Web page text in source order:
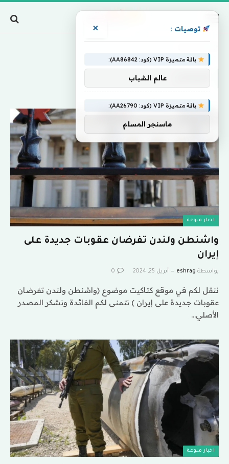
اخبار منوعة
واشنطن ولندن تفرضان عقوبات جديدة على
إيران
بواسطة eshrag أبريل 25, 2024 0
ننقل لكم في موقع كتاكيت موضوع (واشنطن ولندن تفرضان
عقوبات جديدة على إيران ) نتمنى لكم الفائدة ونشكر المصدر
الأصلي…
اخبار منوعة
توصيات : ×
باقة متميزة VIP (كود: AA86842):
عالم الشباب
باقة متميزة VIP (كود: AA26790):
ماسنجر المسلم